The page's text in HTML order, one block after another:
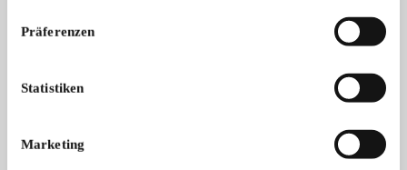
Präferenzen
Statistiken
Marketing
Diese Anzeige empfehlen